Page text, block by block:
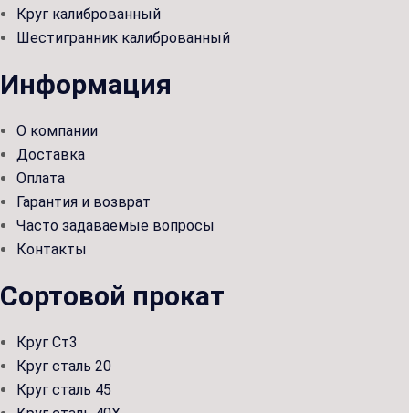
Круг калиброванный
Шестигранник калиброванный
Информация
О компании
Доставка
Оплата
Гарантия и возврат
Часто задаваемые вопросы
Контакты
Сортовой прокат
Круг Ст3
Круг сталь 20
Круг сталь 45